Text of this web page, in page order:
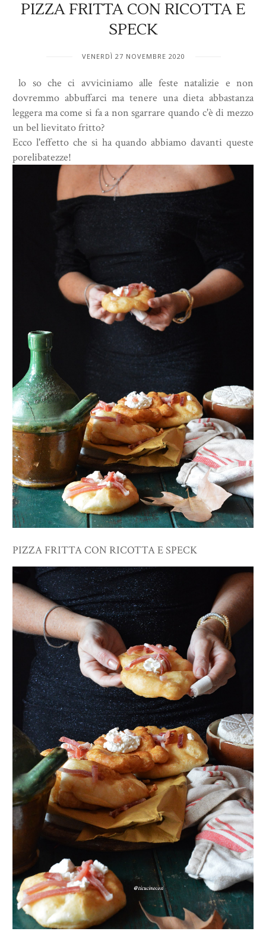
PIZZA FRITTA CON RICOTTA E
SPECK
VENERDÌ 27 NOVEMBRE 2020
lo so che ci avviciniamo alle feste natalizie e non
dovremmo abbuffarci ma tenere una dieta abbastanza
leggera ma come si fa a non sgarrare quando c'è di mezzo
un bel lievitato fritto?
Ecco l'effetto che si ha quando abbiamo davanti queste
porelibatezze!
PIZZA FRITTA CON RICOTTA E SPECK